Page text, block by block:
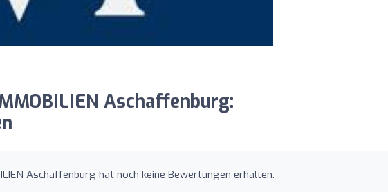
Aschaffenburg:
Aschaffenburg hat noch keine Bewertungen erhalten.